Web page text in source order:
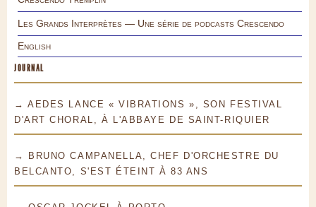
Les Grands Interprètes — Une série de podcasts Crescendo
English
JOURNAL
→ AEDES LANCE « VIBRATIONS », SON FESTIVAL
D'ART CHORAL, À L'ABBAYE DE SAINT-RIQUIER
→ BRUNO CAMPANELLA, CHEF D'ORCHESTRE DU
BELCANTO, S'EST ÉTEINT À 83 ANS